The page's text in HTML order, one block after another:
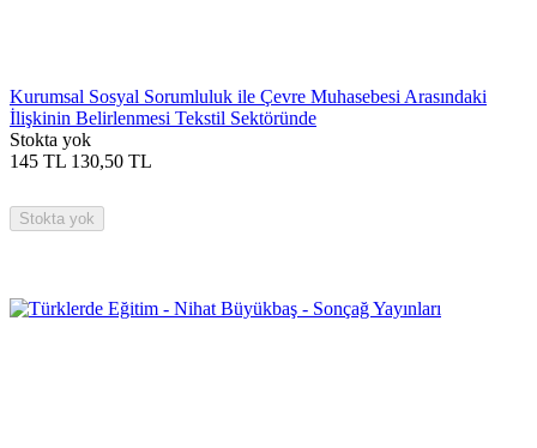
Kurumsal Sosyal Sorumluluk ile Çevre Muhasebesi Arasındaki
İlişkinin Belirlenmesi Tekstil Sektöründe
Stokta yok
145 TL 130,50 TL
Stokta yok